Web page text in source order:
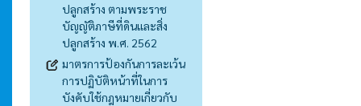
ปลูกสร้าง ตามพระราช
บัญญัติภาษีที่ดินและสิ่ง
ปลูกสร้าง พ.ศ. 2562
มาตรการป้องกันการละเว้น
การปฏิบัติหน้าที่ในการ
บังคับใช้กฎหมายเกี่ยวกับ